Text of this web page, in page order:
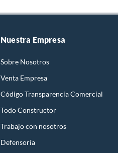
Nuestra Empresa
Sobre Nosotros
Venta Empresa
Código Transparencia Comercial
Todo Constructor
Trabajo con nosotros
Defensoría